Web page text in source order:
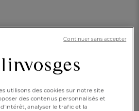
85,00 €
utilisons des cookies sur notre site
des contenus personnalisés et
analyser le trafic et la
Continuer sans accepter